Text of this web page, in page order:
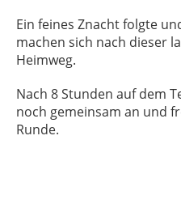
Ein feines Znacht folgte
machen sich nach dieser
Heimweg.
Nach 8 Stunden auf dem
noch gemeinsam an und
Runde.